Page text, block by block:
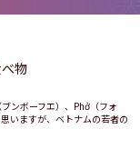
物
ンボーフエ）、Phở（フォ
いますが、ベトナムの若者の